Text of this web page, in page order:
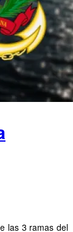
las 3 ramas del